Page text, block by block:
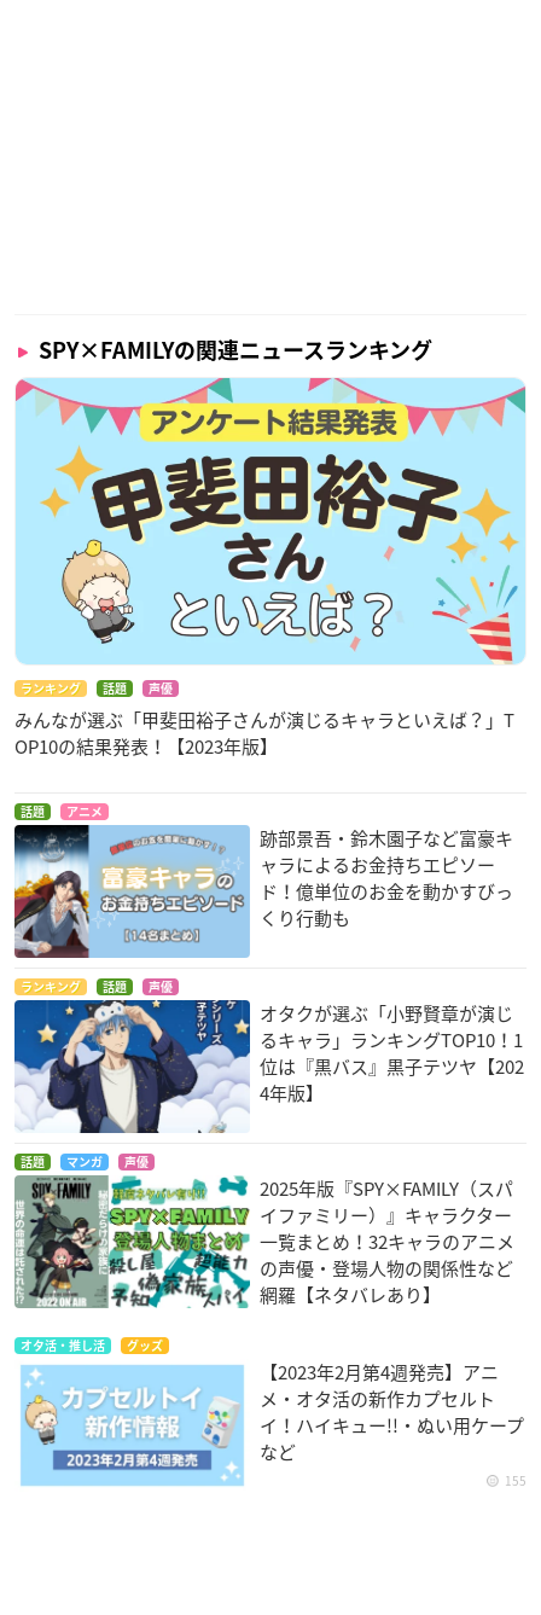
SPY×FAMILYの関連ニュースランキング
ランキング 話題 声優
みんなが選ぶ「甲斐田裕子さんが演じるキャラといえば？」T
OP10の結果発表！【2023年版】
話題 アニメ
跡部景吾・鈴木園子など富豪キ
ャラによるお金持ちエピソー
ド！億単位のお金を動かすびっ
くり行動も
ランキング 話題 声優
オタクが選ぶ「小野賢章が演じ
るキャラ」ランキングTOP10！1
位は『黒バス』黒子テツヤ【202
4年版】
話題 マンガ 声優
2025年版『SPY×FAMILY（スパ
イファミリー）』キャラクター
一覧まとめ！32キャラのアニメ
の声優・登場人物の関係性など
網羅【ネタバレあり】
オタ活・推し活 グッズ
【2023年2月第4週発売】アニ
メ・オタ活の新作カプセルト
イ！ハイキュー!!・ぬい用ケープ
など
155